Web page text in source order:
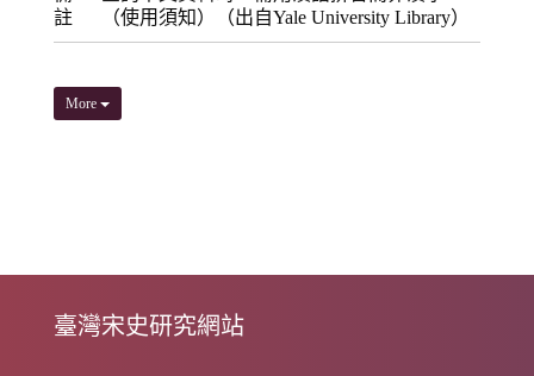
註
（使用須知）（出自Yale University Library）
More
臺灣宋史研究網站